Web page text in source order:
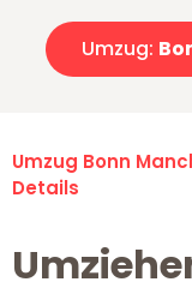
Umzug:
Umzug Bonn
Details